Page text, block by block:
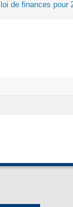
de finances pour